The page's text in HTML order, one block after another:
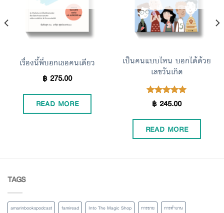
เรื่องนี้พี่บอกเธอคนเดียว
฿275.00
READ MORE
เป็นคนแบบไหน บอกได้ด้วย
เลขวันเกิด
Rated5.00
฿245.00
READ MORE
TAGS
amarinbookspodcast famiread Into The Magic Shop การขาย
การทำงาน